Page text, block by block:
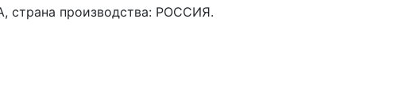
страна производства: РОССИЯ.